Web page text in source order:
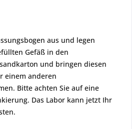
aus und legen
Gefäß in den
und bringen diesen
einem anderen
Bitte achten Sie auf eine
Das Labor kann jetzt Ihr